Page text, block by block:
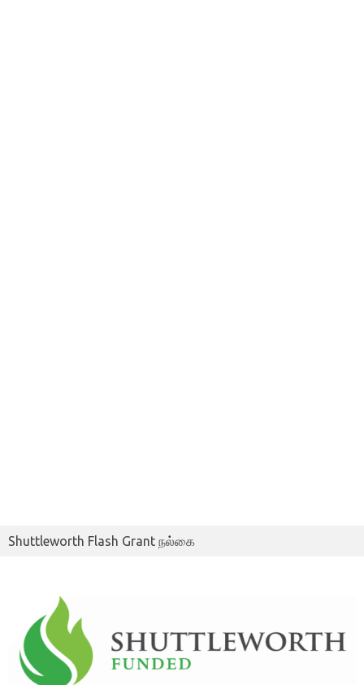
Shuttleworth Flash Grant நல்கை